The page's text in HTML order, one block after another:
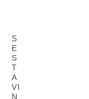
S
E
S
T
A
VI
N